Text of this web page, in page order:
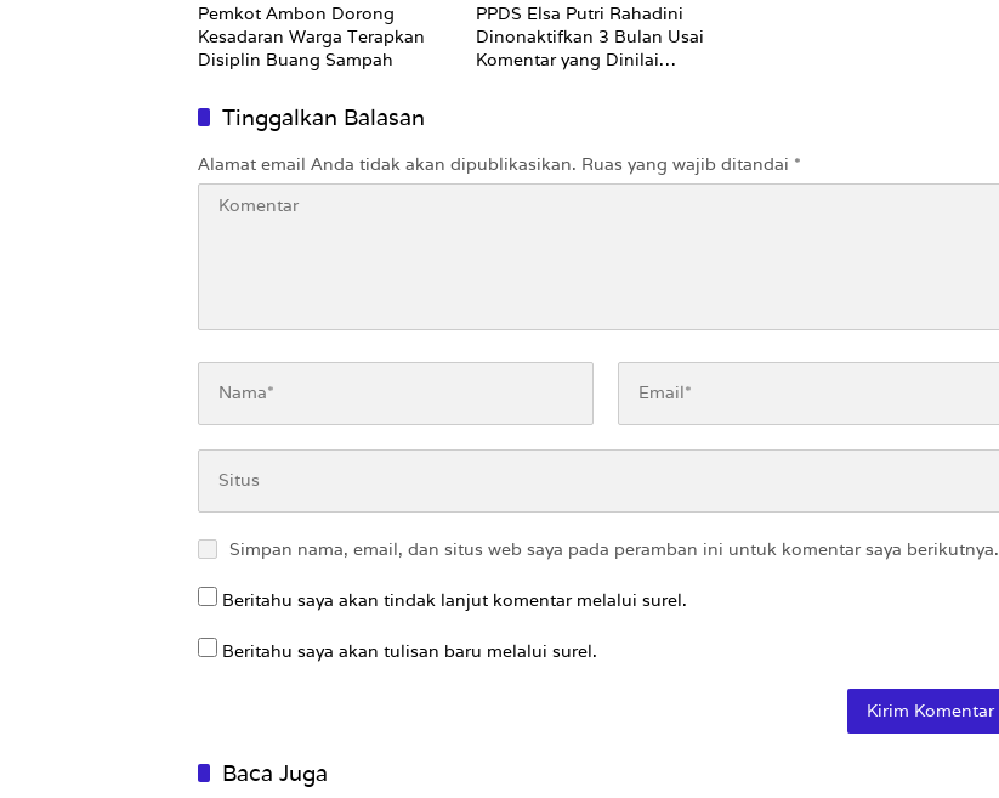
Pemkot Ambon Dorong
Kesadaran Warga Terapkan
Disiplin Buang Sampah
PPDS Elsa Putri Rahadini
Dinonaktifkan 3 Bulan Usai
Komentar yang Dinilai
Tinggalkan Balasan
Alamat email Anda tidak akan dipublikasikan. Ruas yang wajib ditandai *
Simpan nama, email, dan situs web saya pada peramban ini untuk komentar saya berikutnya.
Beritahu saya akan tindak lanjut komentar melalui surel.
Beritahu saya akan tulisan baru melalui surel.
Baca Juga